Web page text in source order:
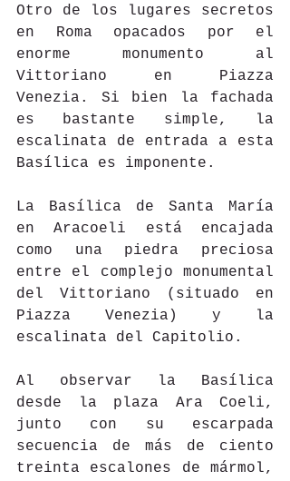
Otro de los lugares secretos
en Roma opacados por el
enorme monumento al
Vittoriano en Piazza
Venezia. Si bien la fachada
es bastante simple, la
escalinata de entrada a esta
Basílica es imponente.
La Basílica de Santa María
en Aracoeli está encajada
como una piedra preciosa
entre el complejo monumental
del Vittoriano (situado en
Piazza Venezia) y la
escalinata del Capitolio.
Al observar la Basílica
desde la plaza Ara Coeli,
junto con su escarpada
secuencia de más de ciento
treinta escalones de mármol,